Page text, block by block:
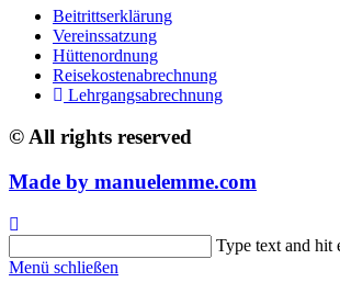
Beitrittserklärung
Vereinssatzung
Hüttenordnung
Reisekostenabrechnung
Lehrgangsabrechnung
© All rights reserved
Made by manuelemme.com
nach:
Type text and hit
Menü schließen